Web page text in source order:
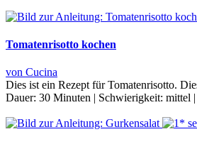
Tomatenrisotto kochen
von Cucina
Dies ist ein Rezept für Tomatenrisotto.
Dauer: 30 Minuten Schwierigkeit: mittel